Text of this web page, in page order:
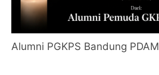
Alumni PGKPS Bandung PDAM